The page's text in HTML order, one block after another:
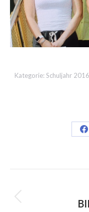
Kategorie: Schuljahr